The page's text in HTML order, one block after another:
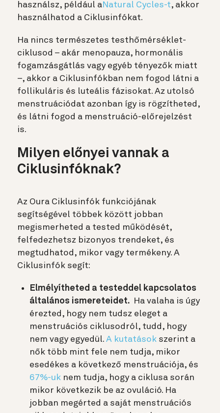
használsz, például aNatural Cycles-t, akkor
használhatod a Ciklusinfókat.
Ha nincs természetes testhőmérséklet-
ciklusod – akár menopauza, hormonális
fogamzásgátlás vagy egyéb tényezők miatt
–, akkor a Ciklusinfókban nem fogod látni a
follikuláris és luteális fázisokat. Az utolsó
menstruációdat azonban így is rögzítheted,
és látni fogod a menstruáció-előrejelzést
is.
Milyen előnyei vannak a
Ciklusinfóknak?
Az Oura Ciklusinfók funkciójának
segítségével többek között jobban
megismerheted a tested működését,
felfedezhetsz bizonyos trendeket, és
megtudhatod, mikor vagy termékeny. A
Ciklusinfók segít:
Elmélyítheted a testeddel kapcsolatos
általános ismereteidet.
Ha valaha is úgy
érezted, hogy nem tudsz eleget a
menstruációs ciklusodról, tudd, hogy
nem vagy egyedül. A kutatások szerint a
nők több mint fele nem tudja, mikor
esedékes a következő menstruációja, és
67%-uk nem tudja, hogy a ciklusa során
mikor következik be az ovuláció. Ha
jobban megérted a saját menstruációs